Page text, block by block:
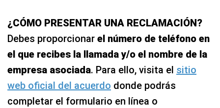
¿CÓMO PRESENTAR UNA RECLAMACIÓN?
Debes proporcionar el número de teléfono en
el que recibes la llamada y/o el nombre de la
empresa asociada. Para ello, visita el sitio
web oficial del acuerdo donde podrás
completar el formulario en línea o